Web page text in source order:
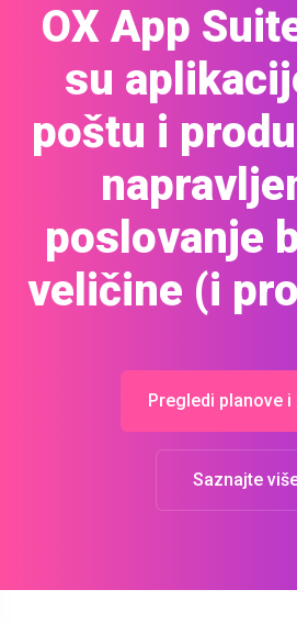
OX App
su
poštu i
poslovanje
veličine (i
Pregledi planove i
Saznajte